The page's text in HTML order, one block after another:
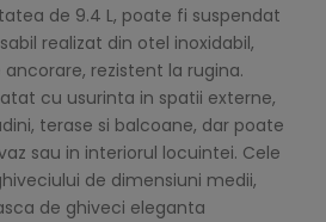
de 9.4 L, poate fi suspendat
realizat din otel inoxidabil,
rezistent la rugina.
cu usurinta in spatii externe,
terase si balcoane, dar poate
sau in interiorul locuintei. Cele
de dimensiuni medii,
de ghiveci eleganta